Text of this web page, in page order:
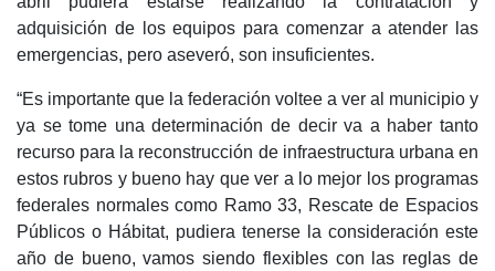
adquisición de los equipos para comenzar a atender las
emergencias, pero aseveró, son insuficientes.
“Es importante que la federación voltee a ver al municipio y
ya se tome una determinación de decir va a haber tanto
recurso para la reconstrucción de infraestructura urbana en
estos rubros y bueno hay que ver a lo mejor los programas
federales normales como Ramo 33, Rescate de Espacios
Públicos o Hábitat, pudiera tenerse la consideración este
año de bueno, vamos siendo flexibles con las reglas de